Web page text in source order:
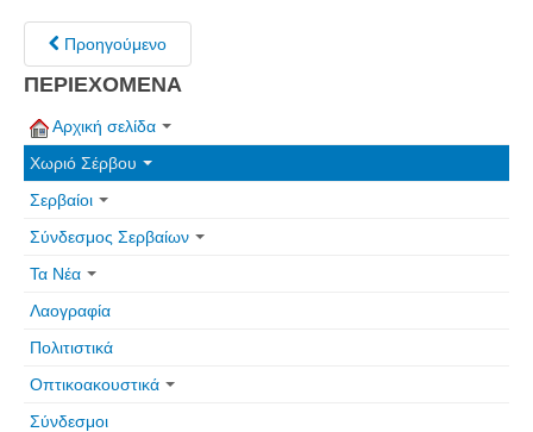
Προηγούμενο
ΠΕΡΙΕΧΟΜΕΝΑ
Αρχική σελίδα
Χωριό Σέρβου
Σερβαίοι
Σύνδεσμος Σερβαίων
Τα Νέα
Λαογραφία
Πολιτιστικά
Οπτικοακουστικά
Σύνδεσμοι